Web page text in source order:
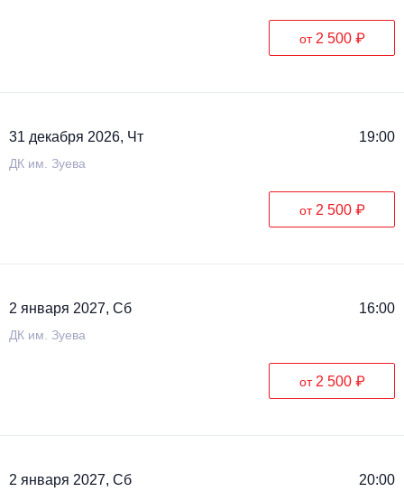
от 2 500 ₽
31 декабря 2026, Чт 19:00
ДК им. Зуева
от 2 500 ₽
2 января 2027, Сб 16:00
ДК им. Зуева
от 2 500 ₽
2 января 2027, Сб 20:00